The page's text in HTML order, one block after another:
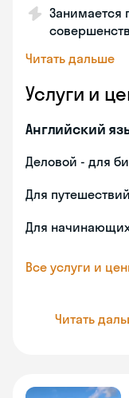
Занимается
Читать дальше
Услуги и
Английский
Деловой - для
Для путешествий
Для
Все услуги и
Читать